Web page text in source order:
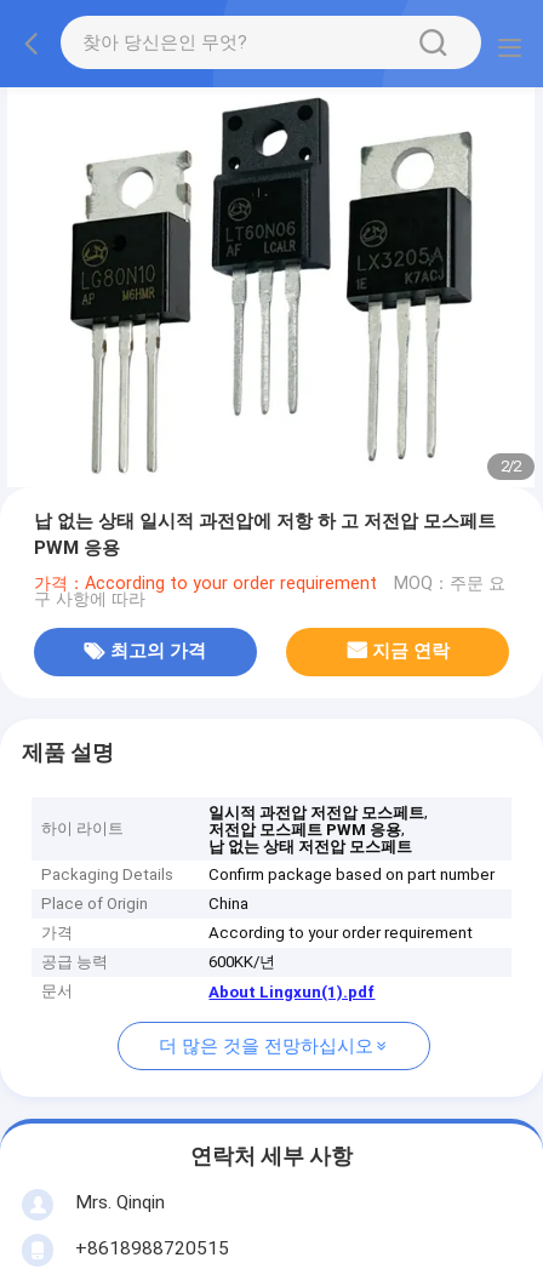
2/2
납 없는 상태 일시적 과전압에 저항 하 고 저전압 모스페트
PWM 응용
가격：According to your order requirement MOQ：주문 요
구 사항에 따라
최고의 가격 지금 연락
제품 설명
하이 라이트
일시적 과전압 저전압 모스페트,
저전압 모스페트 PWM 응용,
납 없는 상태 저전압 모스페트
Packaging Details
Confirm package based on part number
Place of Origin
China
가격
According to your order requirement
공급 능력
600KK/년
문서
About Lingxun(1).pdf
더 많은 것을 전망하십시오
연락처 세부 사항
Mrs. Qinqin
+8618988720515